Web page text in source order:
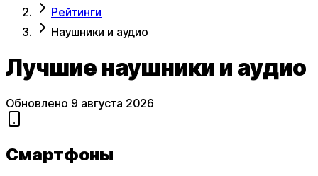
Рейтинги
Наушники и аудио
Лучшие наушники и аудио
Обновлено 9 августа 2026
Смартфоны